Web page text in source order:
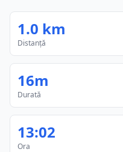
1.0 km
Distanță
16m
Durată
13:02
Ora